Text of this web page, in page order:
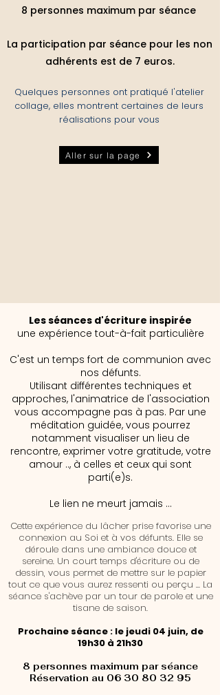
8 personnes maximum par séance
La participation par séance pour les non
adhérents est de 7 euros.
Quelques personnes ont pratiqué l'atelier
collage, elles montrent certaines de leurs
réalisations pour vous
Aller sur la page
Les séances d'écriture inspirée
une expérience tout-à-fait particulière
C'est un temps fort de communion avec
nos défunts.
Utilisant différentes techniques et
approches, l'animatrice de l'association
vous accompagne pas à pas. Par une
méditation guidée, vous pourrez
notamment visualiser un lieu de
rencontre, exprimer votre gratitude, votre
amour .., à celles et ceux qui sont
parti(e)s.
Le lien ne meurt jamais ...
Cette expérience du lâcher prise favorise une
connexion au Soi et à vos défunts. Elle se
déroule dans une ambiance douce et
sereine. Un court temps d'écriture ou de
dessin, vous permet de mettre sur le papier
tout ce que vous aurez ressenti ou perçu ... La
séance s'achève par un tour de parole et une
tisane de saison.
Prochaine séance : le jeudi 04 juin, de
19h30 à 21h30
8 personnes maximum par séance
Réservation au 06 30 80 32 95